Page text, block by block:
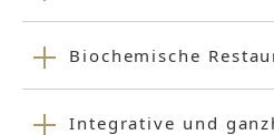
Biochemische
Integrative und